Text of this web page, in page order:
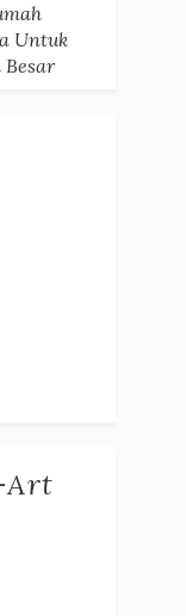
Untuk
Besar
Art